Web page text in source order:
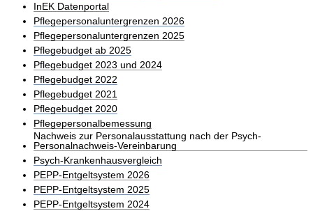
InEK Datenportal
Pflegepersonaluntergrenzen 2026
Pflegepersonaluntergrenzen 2025
Pflegebudget ab 2025
Pflegebudget 2023 und 2024
Pflegebudget 2022
Pflegebudget 2021
Pflegebudget 2020
Pflegepersonalbemessung
Nachweis zur Personalausstattung nach der Psych-
Personalnachweis-Vereinbarung
Psych-Krankenhausvergleich
PEPP-Entgeltsystem 2026
PEPP-Entgeltsystem 2025
PEPP-Entgeltsystem 2024